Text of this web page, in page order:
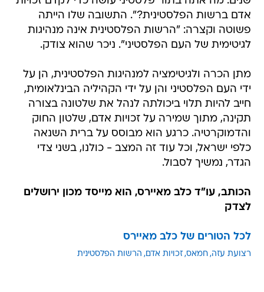
אדם ברשות הפלסטינית?". התשובה שלו הייתה
פשוטה וקצרה: "הרשות הפלסטינית אינה מנהיגות
לגיטימית של העם הפלסטיני". ניכר שהוא צודק.
מתן הכרה ולגיטימציה למנהיגות הפלסטינית, הן על
ידי העם הפלסטיני והן על ידי הקהיליה הבינלאומית,
חייב להיות תלוי ביכולתה לנהל את שלטונה בצורה
תקינה, מתוך שמירה על זכויות אדם, שלטון החוק
והדמוקרטיה. כרגע הוא מבוסס על ברית השנאה
כלפי ישראל, וכל עוד זה המצב - כולנו, בשני צדי
הגדר, נמשיך לסבול.
הכותב, עו"ד כלב מאיירס, הוא מייסד מכון ירושלים
לצדק
לכל הטורים של כלב מאיירס
רצועת עזה חמאס זכויות אדם הרשות הפלסטינית